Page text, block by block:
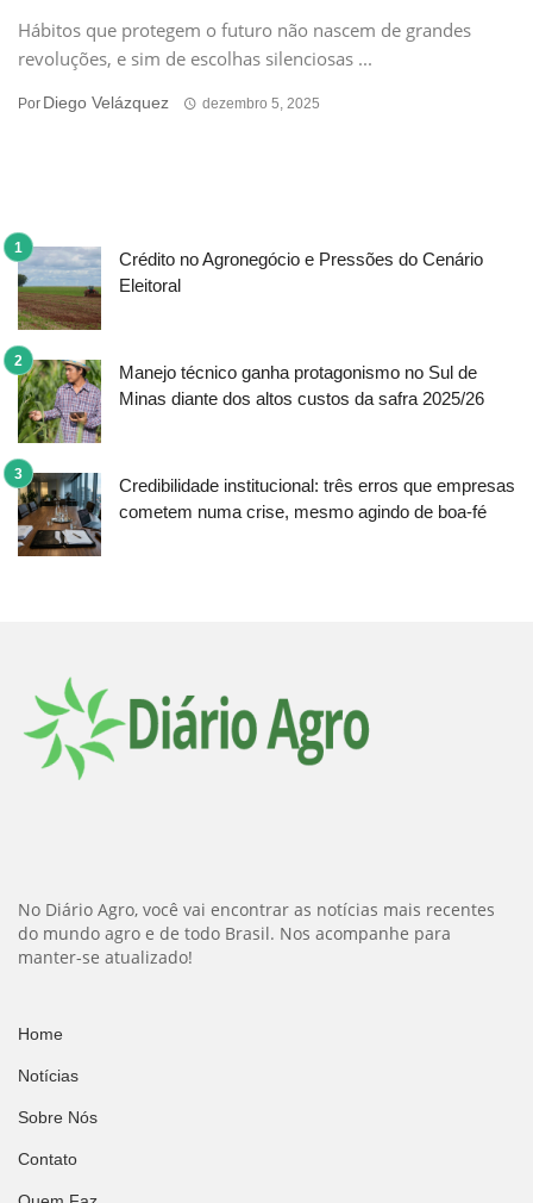
Hábitos que protegem o futuro não nascem de grandes
revoluções, e sim de escolhas silenciosas ...
Por Diego Velázquez dezembro 5, 2025
Crédito no Agronegócio e Pressões do Cenário
Eleitoral
Manejo técnico ganha protagonismo no Sul de
Minas diante dos altos custos da safra 2025/26
Credibilidade institucional: três erros que empresas
cometem numa crise, mesmo agindo de boa-fé
No Diário Agro, você vai encontrar as notícias mais recentes
do mundo agro e de todo Brasil. Nos acompanhe para
manter-se atualizado!
Home
Notícias
Sobre Nós
Contato